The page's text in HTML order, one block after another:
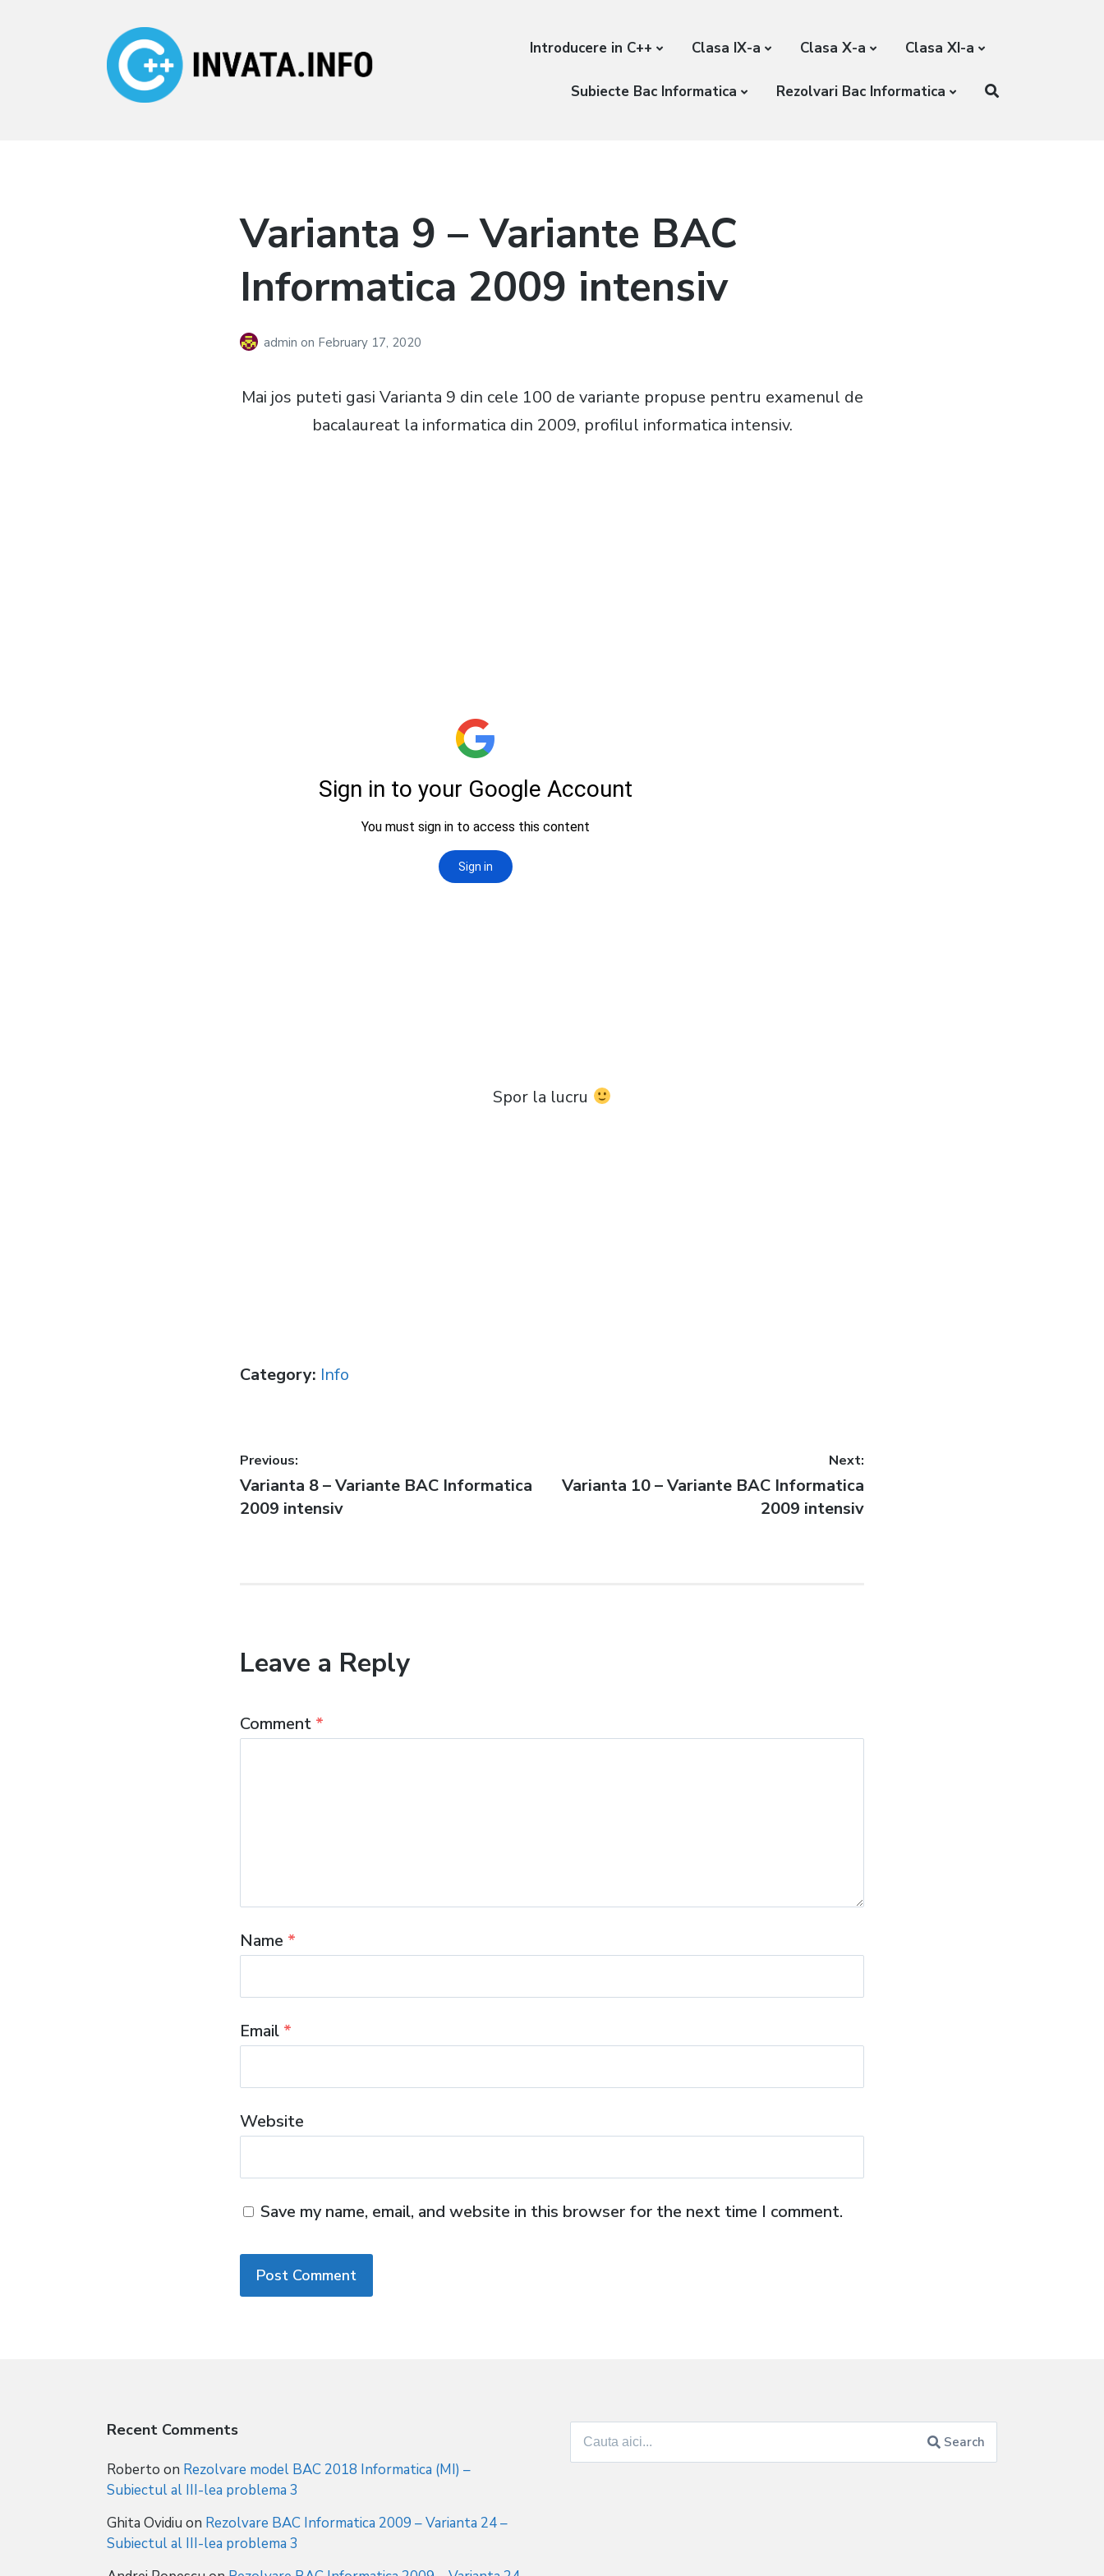
Introducere in C++ Clasa IX-a Clasa X-a Clasa XI-a
Subiecte Bac Informatica Rezolvari Bac Informatica
Varianta 9 – Variante BAC
Informatica 2009 intensiv
adminon February 17, 2020
Mai jos puteti gasi Varianta 9 din cele 100 de variante propuse pentru examenul de
bacalaureat la informatica din 2009, profilul informatica intensiv.
Spor la lucru
Category: Info
Post
navigation
Previous:
Previous
post:
Varianta 8 – Variante BAC Informatica
2009 intensiv
Next:
Next
Varianta 10 – Variante BAC Informatica
2009 intensiv
Leave a Reply
Comment *
Name *
Email *
Website
Save my name, email, and website in this browser for the next time I comment.
Recent Comments
Roberto on Rezolvare model BAC 2018 Informatica (MI) –
Subiectul al III-lea problema 3
Ghita Ovidiu on Rezolvare BAC Informatica 2009 – Varianta 24 –
Subiectul al III-lea problema 3
Search
for:
Search